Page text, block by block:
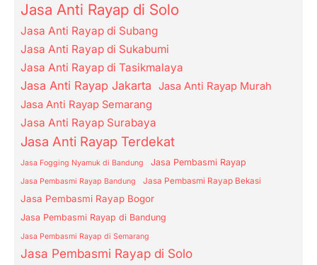
Jasa Anti Rayap di Solo
Jasa Anti Rayap di Subang
Jasa Anti Rayap di Sukabumi
Jasa Anti Rayap di Tasikmalaya
Jasa Anti Rayap Jakarta
Jasa Anti Rayap Murah
Jasa Anti Rayap Semarang
Jasa Anti Rayap Surabaya
Jasa Anti Rayap Terdekat
Jasa Fogging Nyamuk di Bandung Jasa Pembasmi Rayap
Jasa Pembasmi Rayap Bandung Jasa Pembasmi Rayap Bekasi
Jasa Pembasmi Rayap Bogor
Jasa Pembasmi Rayap di Bandung
Jasa Pembasmi Rayap di Semarang
Jasa Pembasmi Rayap di Solo